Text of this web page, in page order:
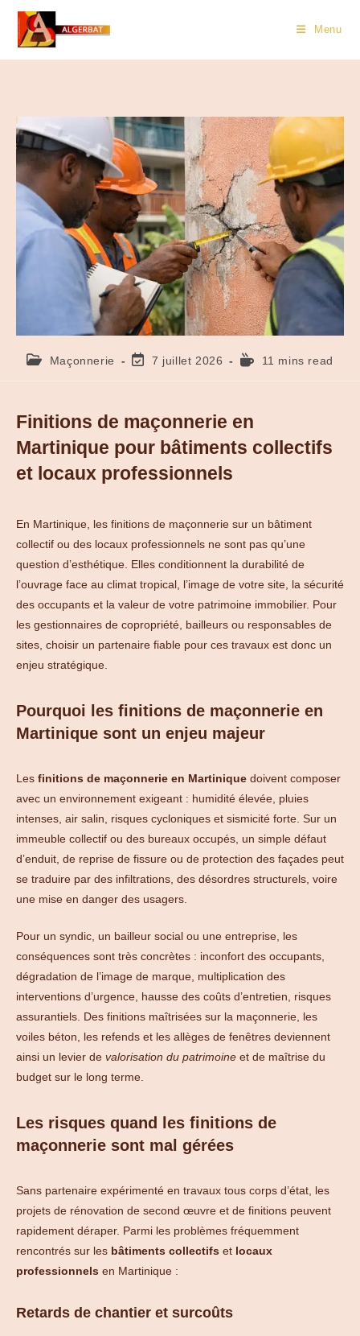
Menu
Maçonnerie 7 juillet 2026 11 mins read
Finitions de maçonnerie en
Martinique pour bâtiments collectifs
et locaux professionnels
En Martinique, les finitions de maçonnerie sur un bâtiment
collectif ou des locaux professionnels ne sont pas qu’une
question d’esthétique. Elles conditionnent la durabilité de
l’ouvrage face au climat tropical, l’image de votre site, la sécurité
des occupants et la valeur de votre patrimoine immobilier. Pour
les gestionnaires de copropriété, bailleurs ou responsables de
sites, choisir un partenaire fiable pour ces travaux est donc un
enjeu stratégique.
Pourquoi les finitions de maçonnerie en
Martinique sont un enjeu majeur
Les finitions de maçonnerie en Martinique doivent composer
avec un environnement exigeant : humidité élevée, pluies
intenses, air salin, risques cycloniques et sismicité forte. Sur un
immeuble collectif ou des bureaux occupés, un simple défaut
d’enduit, de reprise de fissure ou de protection des façades peut
se traduire par des infiltrations, des désordres structurels, voire
une mise en danger des usagers.
Pour un syndic, un bailleur social ou une entreprise, les
conséquences sont très concrètes : inconfort des occupants,
dégradation de l’image de marque, multiplication des
interventions d’urgence, hausse des coûts d’entretien, risques
assurantiels. Des finitions maîtrisées sur la maçonnerie, les
voiles béton, les refends et les allèges de fenêtres deviennent
ainsi un levier de valorisation du patrimoine et de maîtrise du
budget sur le long terme.
Les risques quand les finitions de
maçonnerie sont mal gérées
Sans partenaire expérimenté en travaux tous corps d’état, les
projets de rénovation de second œuvre et de finitions peuvent
rapidement déraper. Parmi les problèmes fréquemment
rencontrés sur les bâtiments collectifs et locaux
professionnels en Martinique :
Retards de chantier et surcoûts